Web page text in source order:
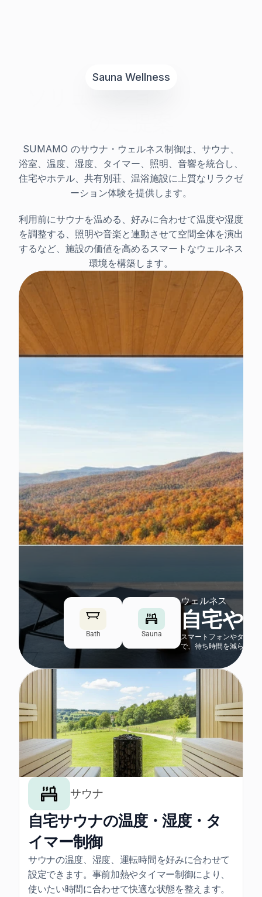
Sauna Wellness
SUMAMO のサウナ・ウェルネス制御は、サウナ、
浴室、温度、湿度、タイマー、照明、音響を統合し、
住宅やホテル、共有別荘、温浴施設に上質なリラクゼ
ーション体験を提供します。
利用前にサウナを温める、好みに合わせて温度や湿度
を調整する、照明や音楽と連動させて空間全体を演出
するなど、施設の価値を高めるスマートなウェルネス
環境を構築します。
Bath Sauna
ウェルネス
自宅や
スマートフォンやタッチ
で、待ち時間を減らし、
サウナ
自宅サウナの温度・湿度・タ
イマー制御
サウナの温度、湿度、運転時間を好みに合わせて
設定できます。事前加熱やタイマー制御により、
使いたい時間に合わせて快適な状態を整えます。